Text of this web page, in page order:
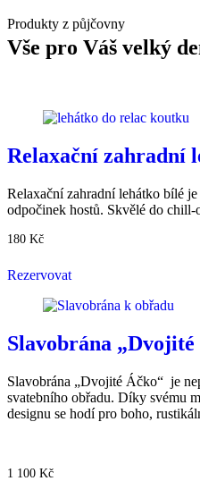
Produkty z půjčovny
Vše pro Váš velký
Relaxační zahradní
Relaxační zahradní lehátko bílé
odpočinek hostů. Skvělé do
180 Kč
Rezervovat
Slavobrána „Dvojité
Slavobrána „Dvojité Áčko“ je
svatebního obřadu. Díky svému
designu se hodí pro boho,
1 100 Kč